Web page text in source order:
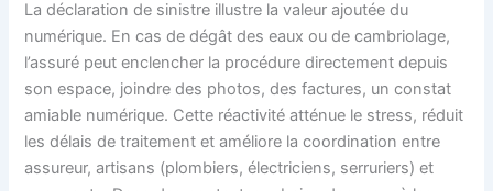
La déclaration de sinistre illustre la valeur ajoutée du
numérique. En cas de dégât des eaux ou de cambriolage,
l’assuré peut enclencher la procédure directement depuis
son espace, joindre des photos, des factures, un constat
amiable numérique. Cette réactivité atténue le stress, réduit
les délais de traitement et améliore la coordination entre
assureur, artisans (plombiers, électriciens, serruriers) et